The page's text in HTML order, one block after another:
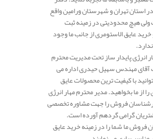
استان تهران و شهرستان ورامین واقع
هیچ محدودیتی در زمینه ثبت
عایق الاستومری از جانب ما وجود
انرژی پایدار ساز تحت مدیریت محترم
مهندس سهیل حیدری اداره می
با کیفیت ترین محصولات عایق
از ما بخواهید. مدیر محترم مهار انرژی
فروش را جهت مشاوره تخصصی
گرامی گردهم آورده است.
فروش ما شما را در زمینه خرید عایق